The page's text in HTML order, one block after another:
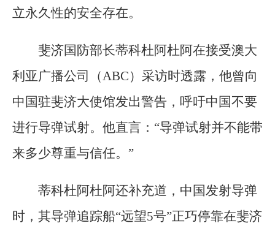
立永久性的安全存在。
斐济国防部长蒂科杜阿杜阿在接受澳大
利亚广播公司（ABC）采访时透露，他曾向
中国驻斐济大使馆发出警告，呼吁中国不要
进行导弹试射。他直言：“导弹试射并不能带
来多少尊重与信任。”
蒂科杜阿杜阿还补充道，中国发射导弹
时，其导弹追踪船“远望5号”正巧停靠在斐济